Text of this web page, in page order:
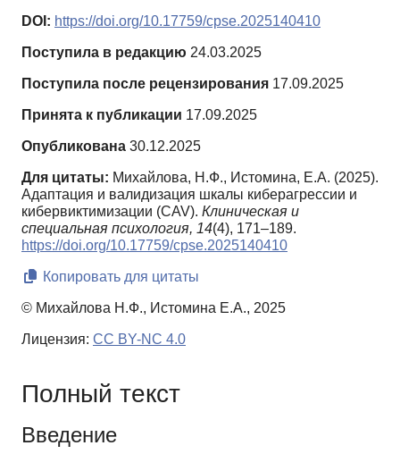
DOI: https://doi.org/10.17759/cpse.2025140410
Поступила в редакцию 24.03.2025
Поступила после рецензирования 17.09.2025
Принята к публикации 17.09.2025
Опубликована 30.12.2025
Для цитаты: Михайлова, Н.Ф., Истомина, Е.А. (2025).
Адаптация и валидизация шкалы киберагрессии и
кибервиктимизации (CAV). Клиническая и
специальная психология, 14(4), 171–189.
https://doi.org/10.17759/cpse.2025140410
Копировать для цитаты
© Михайлова Н.Ф., Истомина Е.А., 2025
Лицензия: CC BY-NC 4.0
Полный текст
Введение